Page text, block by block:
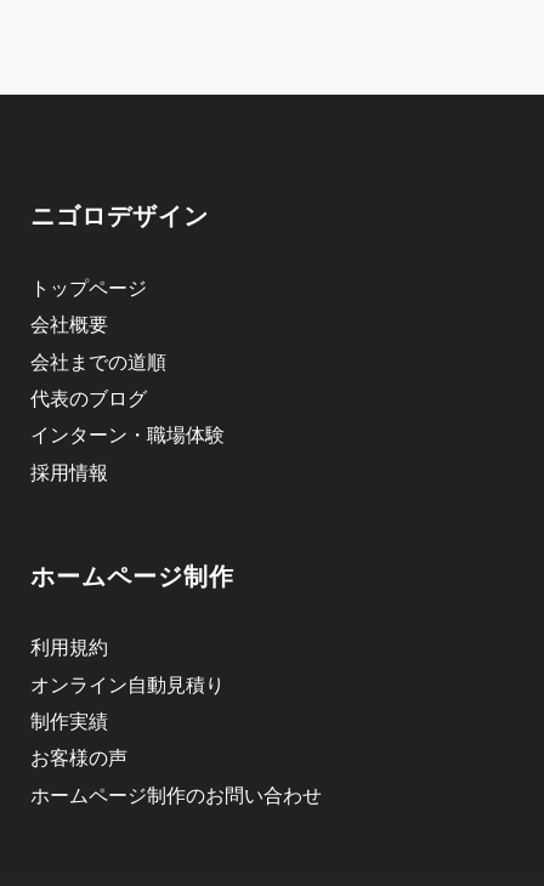
ニゴロデザイン
トップページ
会社概要
会社までの道順
代表のブログ
インターン・職場体験
採用情報
ホームページ制作
利用規約
オンライン自動見積り
制作実績
お客様の声
ホームページ制作のお問い合わせ